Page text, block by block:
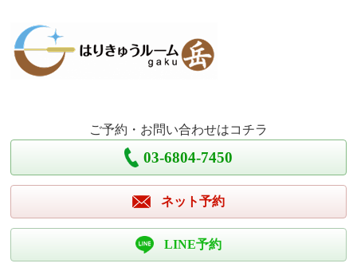
ご予約・お問い合わせはコチラ
03-6804-7450
ネット予約
LINE予約